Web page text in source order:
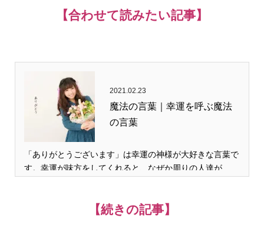
【合わせて読みたい記事】
2021.02.23
魔法の言葉｜幸運を呼ぶ魔法
の言葉
「ありがとうございます」は幸運の神様が大好きな言葉で
す。幸運が味方をしてくれると、なぜか周りの人達が…
【続きの記事】